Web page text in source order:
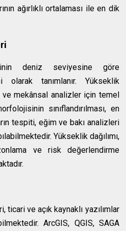
ağırlıklı ortalaması ile en dik
deniz seviyesine göre
olarak tanımlanır. Yükseklik
mekânsal analizler için temel
sınıflandırılması, en
tespiti, eğim ve bakı analizleri
Yükseklik dağılımı,
ve risk değerlendirme
ticari ve açık kaynaklı yazılımlar
ArcGIS, QGIS, SAGA